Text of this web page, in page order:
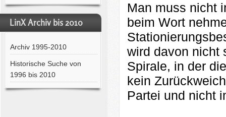
LinX Archiv bis 2010
Archiv 1995-2010
Historische Suche von
1996 bis 2010
Man muss nicht
beim Wort
wird davon nicht
Spirale, in der
kein
Partei und nicht